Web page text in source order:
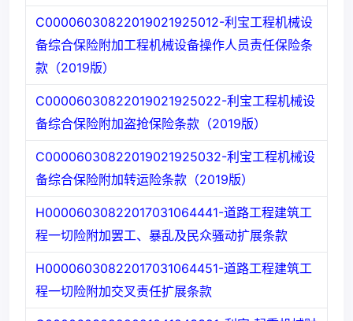
C00006030822019021925012-利宝工程机械设
备综合保险附加工程机械设备操作人员责任保险条
款（2019版）
C00006030822019021925022-利宝工程机械设
备综合保险附加盗抢保险条款（2019版）
C00006030822019021925032-利宝工程机械设
备综合保险附加转运险条款（2019版）
H00006030822017031064441-道路工程建筑工
程一切险附加罢工、暴乱及民众骚动扩展条款
H00006030822017031064451-道路工程建筑工
程一切险附加交叉责任扩展条款